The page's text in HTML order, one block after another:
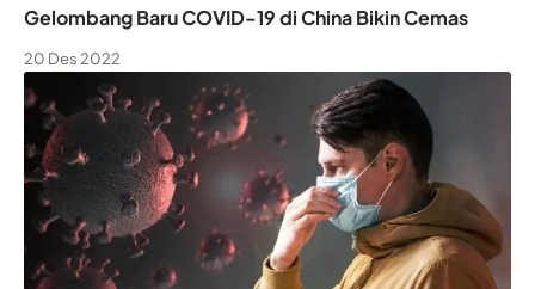
Gelombang Baru COVID-19 di China Bikin Cemas
20 Des 2022